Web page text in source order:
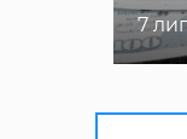
7